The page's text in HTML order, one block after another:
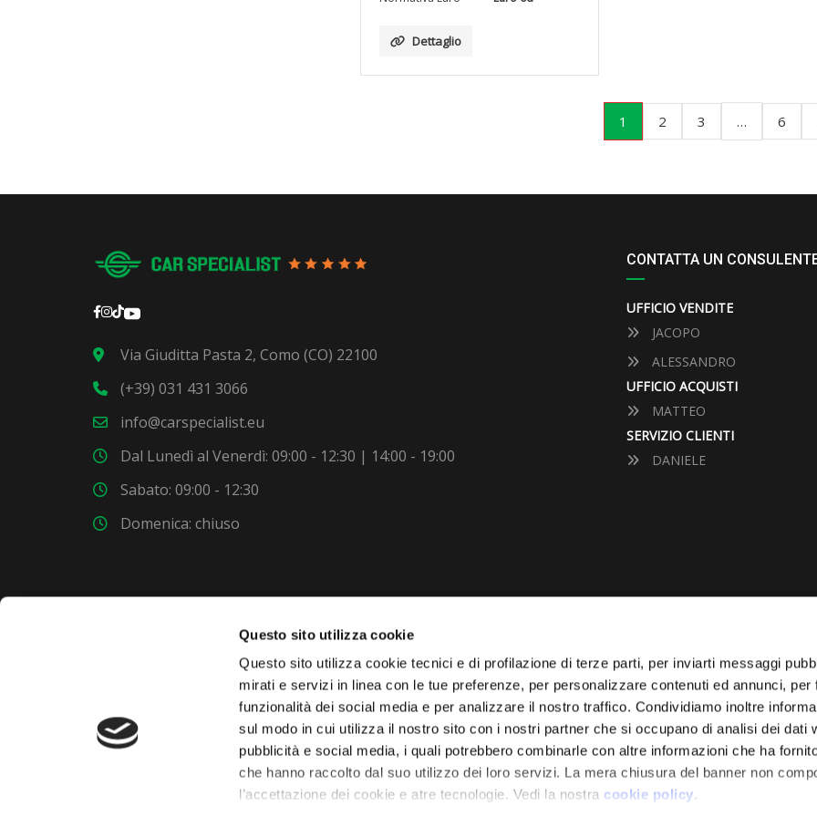
Questo sito utilizza cookie
Questo sito utilizza cookie tecnici e di profilazione di terze parti, per inviarti messaggi
mirati e servizi in linea con le tue preferenze, per personalizzare contenuti ed annunci, per
funzionalità dei social media e per analizzare il nostro traffico. Condividiamo inoltre
sul modo in cui utilizza il nostro sito con i nostri partner che si occupano di analisi dei dati
pubblicità e social media, i quali potrebbero combinarle con altre informazioni che ha
che hanno raccolto dal suo utilizzo dei loro servizi. La mera chiusura del banner non
l’accettazione dei cookie e atre tecnologie. Vedi la nostra cookie policy.
Dettaglio
1 2 3 … 6
Via Giuditta Pasta 2, Como (CO) 22100
(+39) 031 431 3066
info@carspecialist.eu
Dal Lunedì al Venerdì: 09:00 - 12:30 | 14:00 - 19:00
Sabato: 09:00 - 12:30
Domenica: chiuso
CONTATTA UN
UFFICIO VENDITE
JACOPO
ALESSANDRO
UFFICIO ACQUISTI
MATTEO
SERVIZIO CLIENTI
DANIELE
VUOI COMPRARE UNA NUOVA AUTO?
Dai un'occhiata al nostro garage. Troverai nuovi
modelli ogni settimana.
Vai Al Garage
VUOI VENDERE LA TUA
Effettuiamo la quotazione
diamo il prezzo d’acquisto.